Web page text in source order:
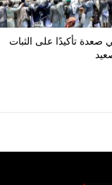
صعدة تأكيدًا على الثبات